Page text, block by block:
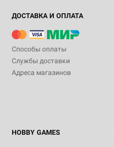
ДОСТАВКА И ОПЛАТА
Способы оплаты
Службы доставки
Адреса магазинов
HOBBY GAMES